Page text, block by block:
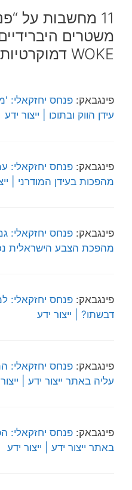
11 מחשבות על
משטרים
WOKE דמוקרטיות סוררות כמונו”
פינגבאק: פנחס יחזקאלי:
עידן הווק ובתוכו | ייצור ידע
פינגבאק: פנחס יחזקאלי:
מהפכות בעידן המודרני |
פינגבאק: פנחס יחזקאלי:
מהפכת הצבע הישראלית
פינגבאק: פנחס יחזקאלי:
דבשתו? | ייצור ידע
פינגבאק: פנחס יחזקאלי:
עליה באתר ייצור ידע |
פינגבאק: פנחס יחזקאלי:
באתר ייצור ידע | ייצור ידע